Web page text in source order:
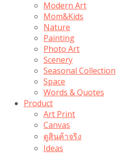
Modern Art
Mom&Kids
Nature
Painting
Photo Art
Scenery
Seasonal Collection
Space
Words & Quotes
Product
Art Print
Canvas
ดูสินค้าจริง
Ideas